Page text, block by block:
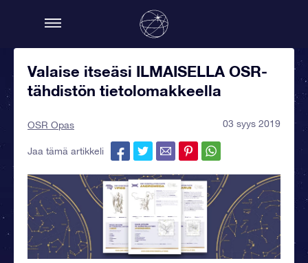
Valaise itseäsi ILMAISELLA OSR-
tähdistön tietolomakkeella
OSR Opas 03 syys 2019
Jaa tämä artikkeli